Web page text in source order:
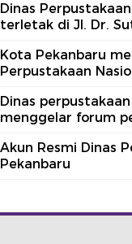
Dinas
terletak di Jl. Dr.
Kota Pekanbaru
Perpustakaan
Dinas
menggelar forum
Akun Resmi Dinas
Pekanbaru